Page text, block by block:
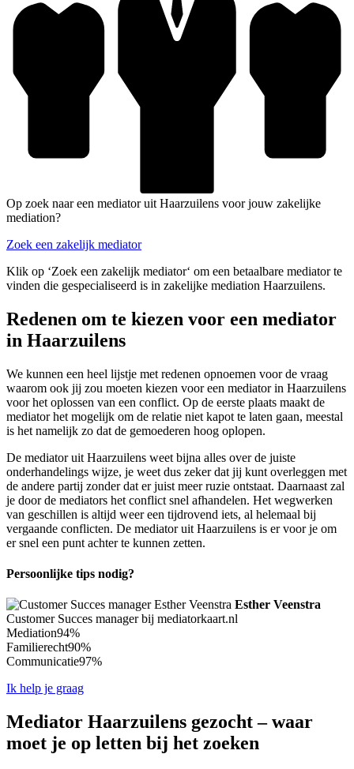
Op zoek naar een mediator uit Haarzuilens voor jouw zakelijke
mediation?
Zoek een zakelijk mediator
Klik op ‘Zoek een zakelijk mediator‘ om een betaalbare mediator te
vinden die gespecialiseerd is in zakelijke mediation Haarzuilens.
Redenen om te kiezen voor een mediator
in Haarzuilens
We kunnen een heel lijstje met redenen opnoemen voor de vraag
waarom ook jij zou moeten kiezen voor een mediator in Haarzuilens
voor het oplossen van een conflict. Op de eerste plaats maakt de
mediator het mogelijk om de relatie niet kapot te laten gaan, meestal
is het namelijk zo dat de gemoederen hoog oplopen.
De mediator uit Haarzuilens weet bijna alles over de juiste
onderhandelings wijze, je weet dus zeker dat jij kunt overleggen met
de andere partij zonder dat er juist meer ruzie ontstaat. Daarnaast zal
je door de mediators het conflict snel afhandelen. Het wegwerken
van geschillen is altijd weer een tijdrovend iets, al helemaal bij
vergaande conflicten. De mediator uit Haarzuilens is er voor je om
er snel een punt achter te kunnen zetten.
Persoonlijke tips nodig?
Esther Veenstra
Customer Succes manager bij mediatorkaart.nl
Mediation94%
Familierecht90%
Communicatie97%
Ik help je graag
Mediator Haarzuilens gezocht – waar
moet je op letten bij het zoeken